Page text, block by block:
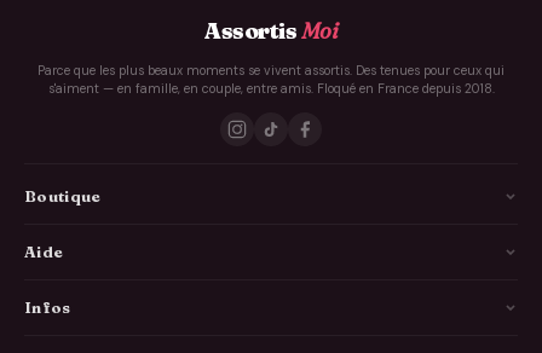
AssortisMoi
Parce que les plus beaux moments se vivent assortis. Des tenues pour ceux qui
s'aiment — en famille, en couple, entre amis. Floqué en France depuis 2018.
Boutique
Aide
Infos